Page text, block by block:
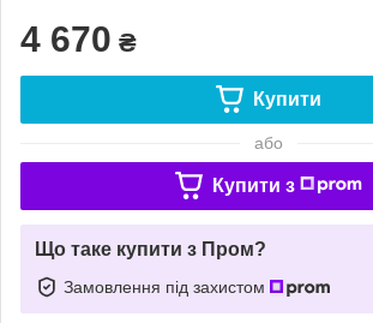
4 670 ₴
Купити
або
Купити з
Що таке купити з Пром?
Замовлення під захистом